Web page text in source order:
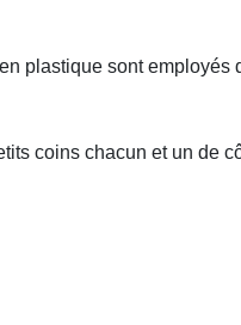
plastique sont employés
coins chacun et un de